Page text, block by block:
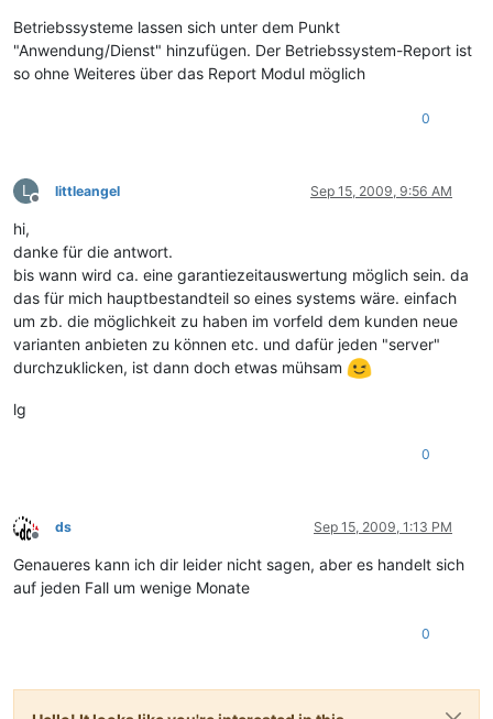
Betriebssysteme lassen sich unter dem Punkt
"Anwendung/Dienst" hinzufügen. Der Betriebssystem-Report ist
so ohne Weiteres über das Report Modul möglich
0
L
Offline
littleangel Sep 15, 2009, 9:56 AM
hi,
danke für die antwort.
bis wann wird ca. eine garantiezeitauswertung möglich sein. da
das für mich hauptbestandteil so eines systems wäre. einfach
um zb. die möglichkeit zu haben im vorfeld dem kunden neue
varianten anbieten zu können etc. und dafür jeden "server"
durchzuklicken, ist dann doch etwas mühsam
lg
0
Offline
ds Sep 15, 2009, 1:13 PM
Genaueres kann ich dir leider nicht sagen, aber es handelt sich
auf jeden Fall um wenige Monate
0